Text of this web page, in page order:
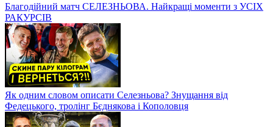
Благодійний матч СЕЛЕЗНЬОВА. Найкращі моменти з УСІХ
РАКУРСІВ
Як одним словом описати Селезньова? Знущання від
Федецького, тролінг Бєднякова і Кополовця